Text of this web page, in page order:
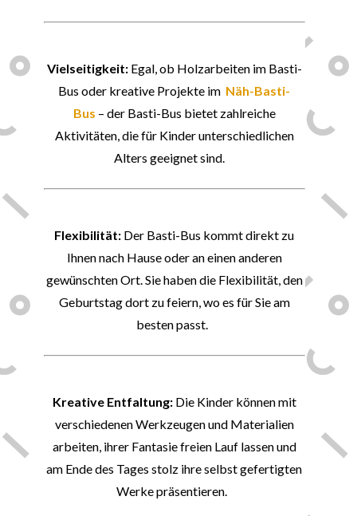
Vielseitigkeit:Egal, ob Holzarbeiten im Basti-
Bus oder kreative Projekte im Näh-Basti-
Bus – der Basti-Bus bietet zahlreiche
Aktivitäten, die für Kinder unterschiedlichen
Alters geeignet sind.
Flexibilität: Der Basti-Bus kommt direkt zu
Ihnen nach Hause oder an einen anderen
gewünschten Ort. Sie haben die Flexibilität, den
Geburtstag dort zu feiern, wo es für Sie am
besten passt.
Kreative Entfaltung:Die Kinder können mit
verschiedenen Werkzeugen und Materialien
arbeiten, ihrer Fantasie freien Lauf lassen und
am Ende des Tages stolz ihre selbst gefertigten
Werke präsentieren.